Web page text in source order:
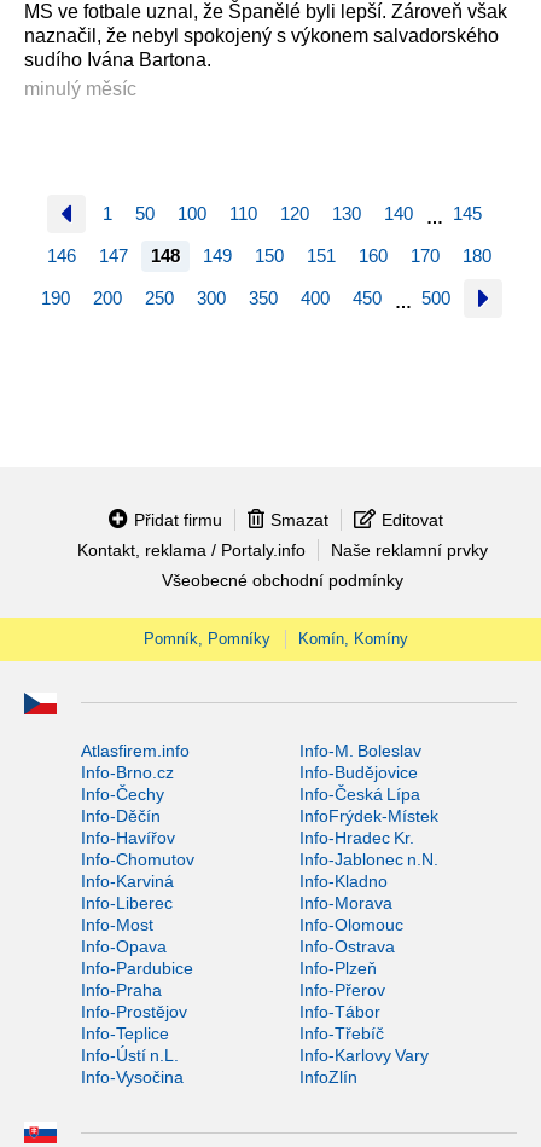
MS ve fotbale uznal, že Španělé byli lepší. Zároveň však
naznačil, že nebyl spokojený s výkonem salvadorského
sudího Ivána Bartona.
minulý měsíc
1 50 100 110 120 130 140 … 145
146 147 148 149 150 151 160 170 180
190 200 250 300 350 400 450 … 500
Přidat firmu Smazat
Editovat
Kontakt, reklama / Portaly.info
Naše reklamní prvky
Všeobecné obchodní podmínky
Pomník, Pomníky Komín, Komíny
Atlasfirem.info
Info-M. Boleslav
Info-Brno.cz
Info-Budějovice
Info-Čechy
Info-Česká Lípa
Info-Děčín
InfoFrýdek-Místek
Info-Havířov
Info-Hradec Kr.
Info-Chomutov
Info-Jablonec n.N.
Info-Karviná
Info-Kladno
Info-Liberec
Info-Morava
Info-Most
Info-Olomouc
Info-Opava
Info-Ostrava
Info-Pardubice
Info-Plzeň
Info-Praha
Info-Přerov
Info-Prostějov
Info-Tábor
Info-Teplice
Info-Třebíč
Info-Ústí n.L.
Info-Karlovy Vary
Info-Vysočina
InfoZlín